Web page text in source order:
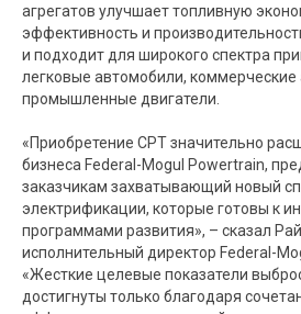
агрегатов улучшает топливную
эффективность и
и подходит для широкого спектра
легковые автомобили, коммерческие
промышленные двигатели.
«Приобретение CPT значительно
бизнеса Federal-Mogul Powertrain,
заказчикам захватывающий новый
электрификации, которые готовы к
программами развития», – сказал
исполнительный директор Federal-
«Жесткие целевые показатели
достигнуты только благодаря